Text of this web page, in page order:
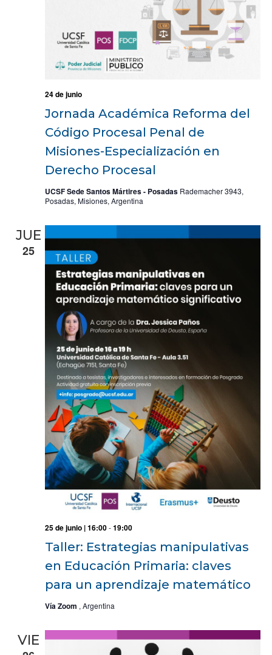
Jornada Académica Reforma del
Código Procesal Penal de
Misiones-Especialización en
Derecho Procesal
24 de junio
UCSF Sede Santos Mártires - Posadas Rademacher 3943,
Posadas, Misiones, Argentina
JUE
25
Taller: Estrategias manipulativas
en Educación Primaria: claves
para un aprendizaje matemático
25 de junio | 16:00-19:00
Vía Zoom , Argentina
VIE